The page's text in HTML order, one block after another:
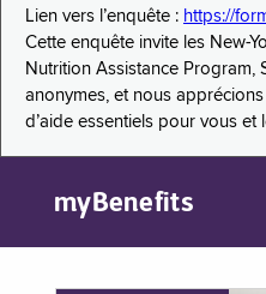
Lien vers l’enquête : https://
Cette enquête invite les New-
Nutrition Assistance Program,
anonymes, et nous
d’aide essentiels pour vous et
myBenefits